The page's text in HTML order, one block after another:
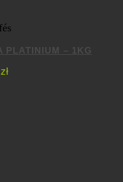
PLATINIUM – 1KG
zł